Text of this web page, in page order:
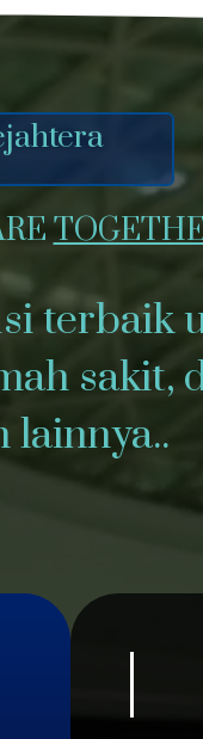
terbaik
sakit,
lainnya..